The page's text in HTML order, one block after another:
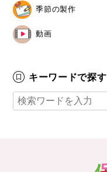
季節の製作
動画
キーワードで探す